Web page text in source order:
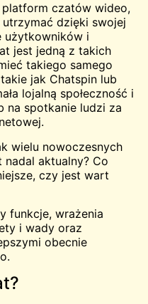
czatów wideo,
utrzymać dzięki swojej
użytkowników i
jest jedną z takich
takiego samego
jak Chatspin lub
lojalną społeczność i
na spotkanie ludzi za
wielu nowoczesnych
nadal aktualny? Co
czy jest wart
funkcje, wrażenia
i wady oraz
obecnie